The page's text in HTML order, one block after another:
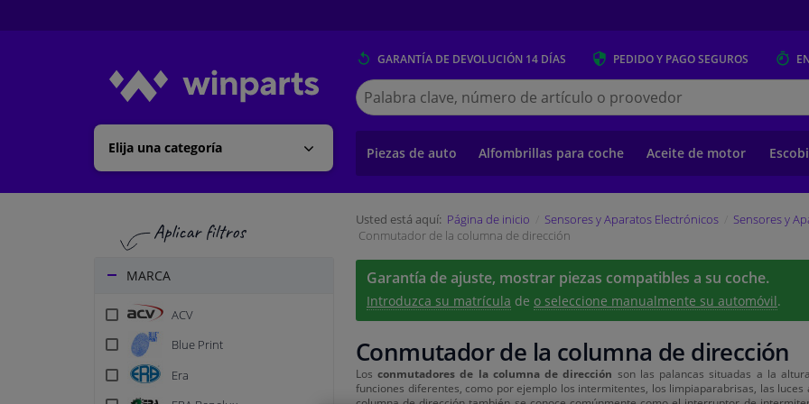
Elija una categoría
GARANTÍA DE DEVOLUCIÓN 14 DÍAS PEDIDO Y PAGOSEGUROS
Buscar
en
Winparts.es
Piezas de auto Alfombrillas para coche Aceite de motor
MARCA
ACV
Blue Print
Era
Usted está aquí: Página de inicio Sensores y Aparatos Electrónicos Sensores y
Conmutador de la columna de dirección
Garantía de ajuste, mostrar piezas compatibles a su coche.
Introduzca su matrícula de o seleccione manualmente su automóvil.
Conmutador de la columna de dirección
Losconmutadores de la columna de dirección son las palancas situadas a la
funciones diferentes, como por ejemplo los intermitentes, los limpiaparabrisas, las